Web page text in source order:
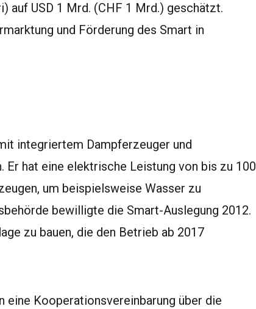
auf USD 1 Mrd. (CHF 1 Mrd.) geschätzt.
und Förderung des Smart in
integriertem Dampferzeuger und
hat eine elektrische Leistung von bis zu 100
um beispielsweise Wasser zu
bewilligte die Smart-Auslegung 2012.
zu bauen, die den Betrieb ab 2017
eine Kooperationsvereinbarung über die